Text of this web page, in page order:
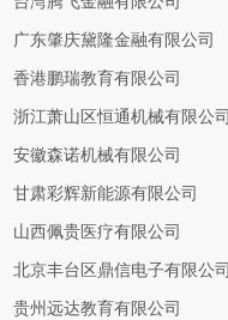
广东肇庆黛隆金融有限公司
香港鹏瑞教育有限公司
浙江萧山区恒通机械有限公司
安徽森诺机械有限公司
甘肃彩辉新能源有限公司
山西佩贵医疗有限公司
北京丰台区鼎信电子有限公司
贵州远达教育有限公司